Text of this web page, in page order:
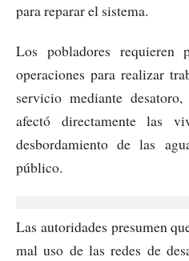
para reparar el sistema.
Los pobladores requieren
operaciones para realizar
servicio mediante
afectó directamente las
desbordamiento de las
público.
Las autoridades presumen
mal uso de las redes de